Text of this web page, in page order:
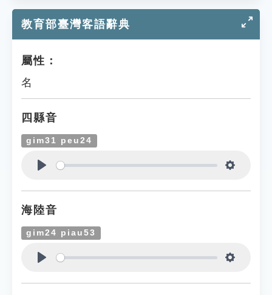
教育部臺灣客語辭典
屬性：
名
四縣音
gim31 peu24
海陸音
gim24 piau53